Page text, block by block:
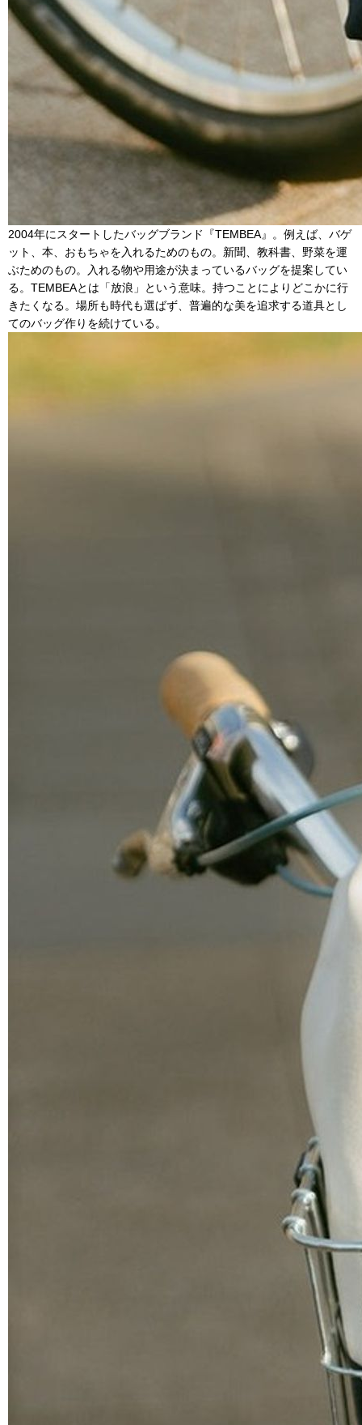
2004年にスタートしたバッグブランド『TEMBEA』。例えば、バゲ
ット、本、おもちゃを入れるためのもの。新聞、教科書、野菜を運
ぶためのもの。入れる物や用途が決まっているバッグを提案してい
る。TEMBEAとは「放浪」という意味。持つことによりどこかに行
きたくなる。場所も時代も選ばず、普遍的な美を追求する道具とし
てのバッグ作りを続けている。